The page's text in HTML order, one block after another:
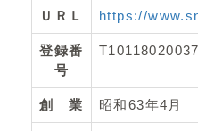
ＵＲＬ https://
登録番
号
創 業 昭和63年4月